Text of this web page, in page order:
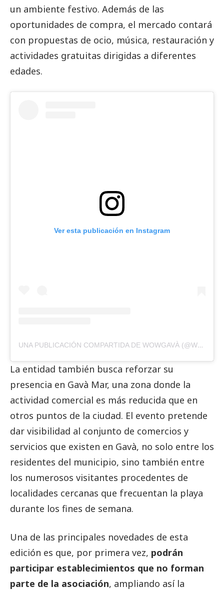
un ambiente festivo. Además de las
oportunidades de compra, el mercado contará
con propuestas de ocio, música, restauración y
actividades gratuitas dirigidas a diferentes
edades.
Ver esta publicación en Instagram
UNA PUBLICACIÓN COMPARTIDA DE WOWGAVÀ (@WOW_GAVA)
La entidad también busca reforzar su
presencia en Gavà Mar, una zona donde la
actividad comercial es más reducida que en
otros puntos de la ciudad. El evento pretende
dar visibilidad al conjunto de comercios y
servicios que existen en Gavà, no solo entre los
residentes del municipio, sino también entre
los numerosos visitantes procedentes de
localidades cercanas que frecuentan la playa
durante los fines de semana.
Una de las principales novedades de esta
edición es que, por primera vez, podrán
participar establecimientos que no forman
parte de la asociación, ampliando así la